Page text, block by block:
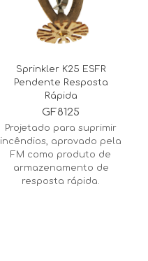
Sprinkler K25 ESFR
Pendente Resposta
Rápida
GF8125
Projetado para suprimir
incêndios, aprovado pela
FM como produto de
armazenamento de
resposta rápida.